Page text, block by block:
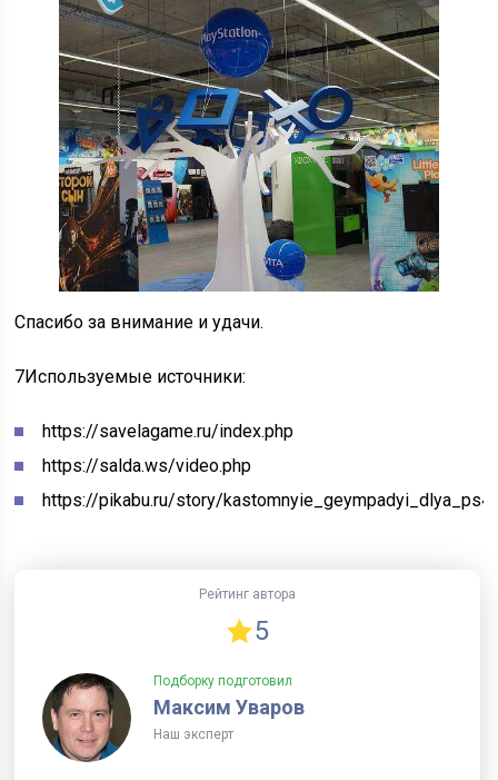
Спасибо за внимание и удачи.
7Используемые источники:
https://savelagame.ru/index.php
https://salda.ws/video.php
https://pikabu.ru/story/
Рейтинг автора
5
Подборку подготовил
Максим Уваров
Наш эксперт